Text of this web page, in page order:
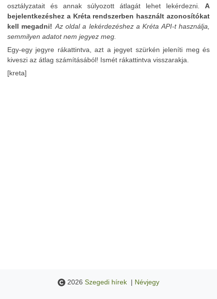
osztályzatait és annak súlyozott átlagát lehet lekérdezni. A
bejelentkezéshez a Kréta rendszerben használt azonosítókat
kell megadni! Az oldal a lekérdezéshez a Kréta API-t használja,
semmilyen adatot nem jegyez meg.
Egy-egy jegyre rákattintva, azt a jegyet szürkén jeleníti meg és
kiveszi az átlag számításából! Ismét rákattintva visszarakja.
[kreta]
2026 Szegedi hírek | Névjegy